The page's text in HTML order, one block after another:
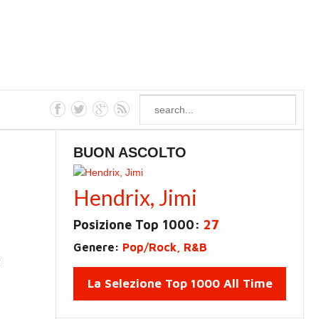
BUON ASCOLTO
Hendrix, Jimi
Posizione Top 1000: 27
Genere: Pop/Rock, R&B
La Selezione Top 1000 All Time